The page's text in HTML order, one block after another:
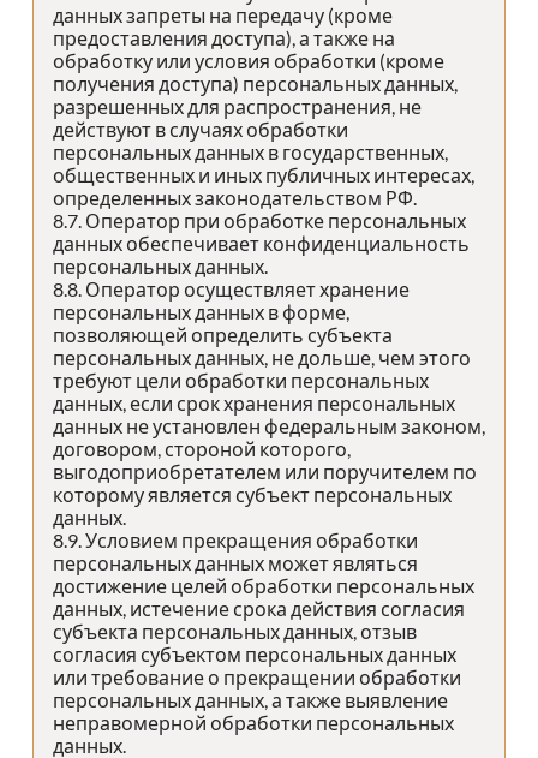
данных запреты на передачу (кроме
предоставления доступа), а также на
обработку или условия обработки (кроме
получения доступа) персональных данных,
разрешенных для распространения, не
действуют в случаях обработки
персональных данных в государственных,
общественных и иных публичных интересах,
определенных законодательством РФ.
8.7. Оператор при обработке персональных
данных обеспечивает конфиденциальность
персональных данных.
8.8. Оператор осуществляет хранение
персональных данных в форме,
позволяющей определить субъекта
персональных данных, не дольше, чем этого
требуют цели обработки персональных
данных, если срок хранения персональных
данных не установлен федеральным законом,
договором, стороной которого,
выгодоприобретателем или поручителем по
которому является субъект персональных
данных.
8.9. Условием прекращения обработки
персональных данных может являться
достижение целей обработки персональных
данных, истечение срока действия согласия
субъекта персональных данных, отзыв
согласия субъектом персональных данных
или требование о прекращении обработки
персональных данных, а также выявление
неправомерной обработки персональных
данных.